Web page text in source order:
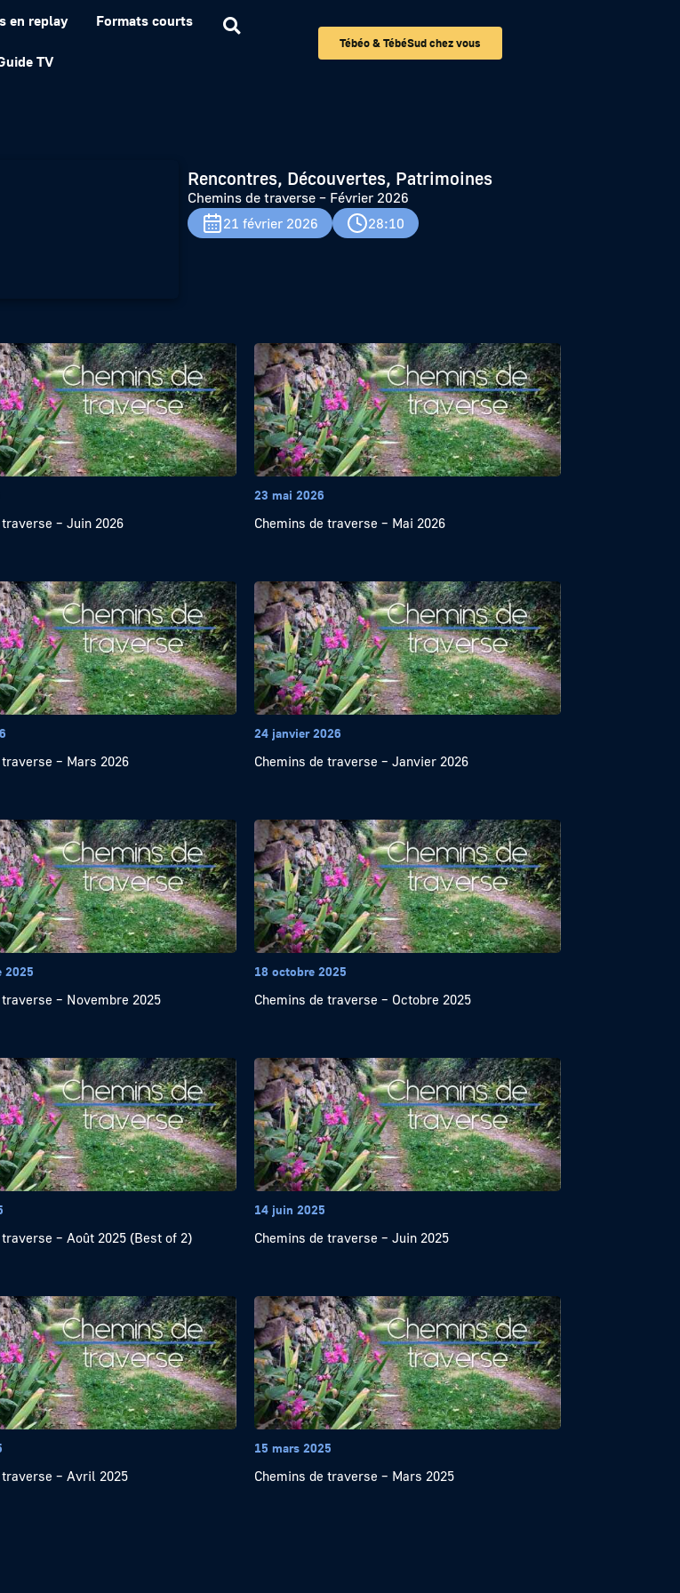
en replay Formats courts
TV
Tébéo & TébéSud chez vous
2026
Rencontres, Découvertes, Patrimoines
Chemins de traverse – Février 2026
21 février 2026
28:10
– Juin 2026
23 mai 2026
Chemins de traverse – Mai 2026
– Mars 2026
24 janvier 2026
Chemins de traverse – Janvier 2026
2025
– Novembre 2025
18 octobre 2025
Chemins de traverse – Octobre 2025
– Août 2025 (Best of 2)
14 juin 2025
Chemins de traverse – Juin 2025
traverse – Avril 2025
15 mars 2025
Chemins de traverse – Mars 2025